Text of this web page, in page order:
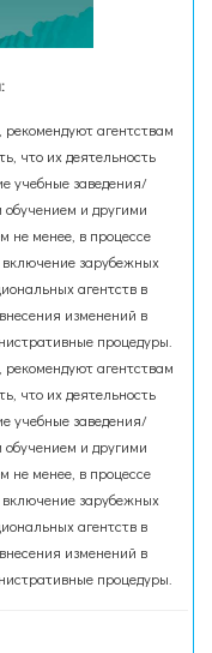
рекомендуют агентствам
что их деятельность
учебные заведения/
и другими
не менее, в процессе
зарубежных
агентств в
изменений в
процедуры.
рекомендуют агентствам
что их деятельность
учебные заведения/
и другими
не менее, в процессе
зарубежных
агентств в
изменений в
процедуры.